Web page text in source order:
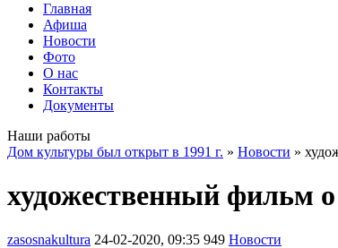
Главная
Афиша
Новости
Фото
О нас
Контакты
Документы
Наши работы
Дом культуры был открыт в 1991 г. » Новости »
художественный фильм
zasosnakultura 24-02-2020, 09:35 949 Новости